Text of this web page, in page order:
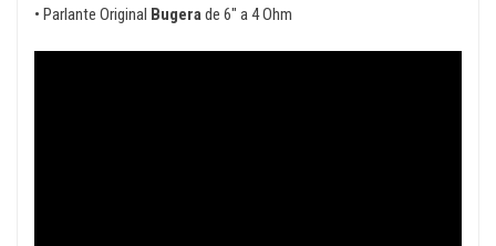
• Parlante Original Bugerade 6″ a 4 Ohm